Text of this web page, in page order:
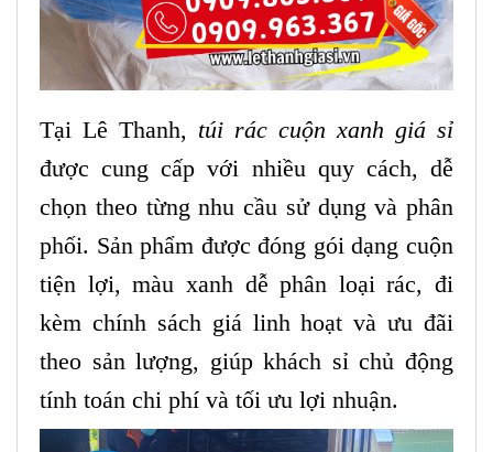
Tại Lê Thanh, túi rác cuộn xanh giá sỉ
được cung cấp với nhiều quy cách, dễ
chọn theo từng nhu cầu sử dụng và phân
phối. Sản phẩm được đóng gói dạng cuộn
tiện lợi, màu xanh dễ phân loại rác, đi
kèm chính sách giá linh hoạt và ưu đãi
theo sản lượng, giúp khách sỉ chủ động
tính toán chi phí và tối ưu lợi nhuận.